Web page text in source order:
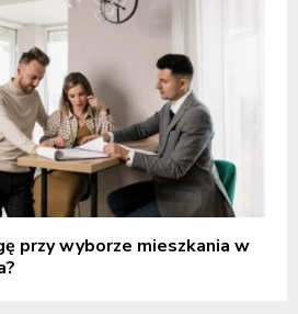
przy wyborze mieszkania w